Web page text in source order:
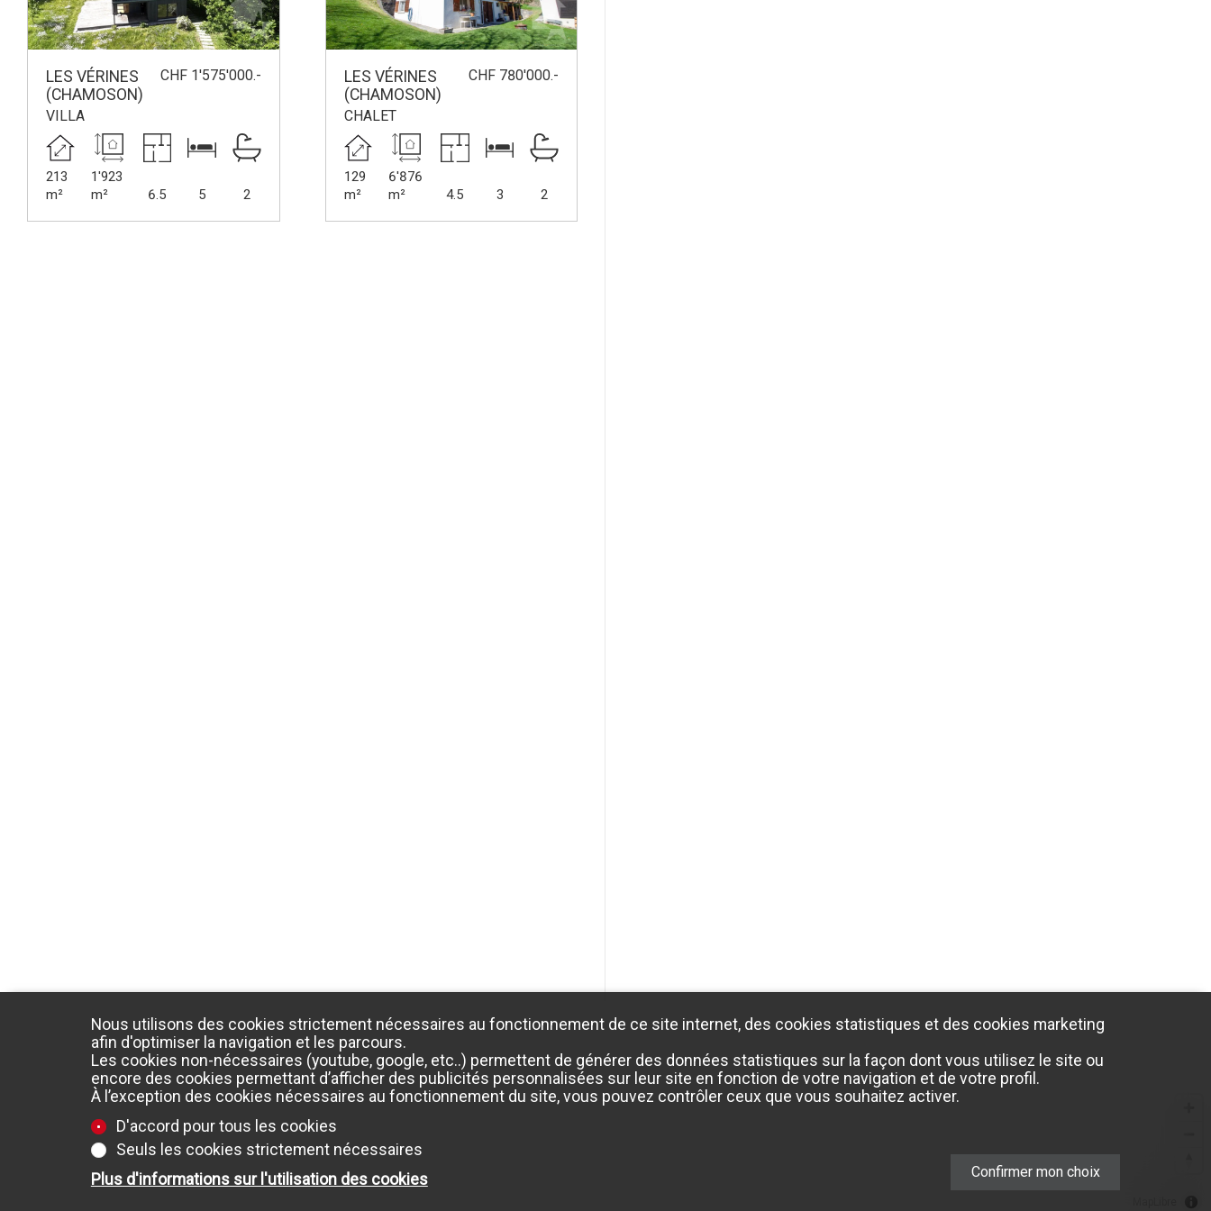
LES VÉRINES
(CHAMOSON)
CHF 1'575'000.-
VILLA
213
m²
1'923
m²
6.5 5 2
LES VÉRINES
(CHAMOSON)
CHF 780'000.-
CHALET
129
m²
6'876
m²
4.5 3 2
Nous utilisons des cookies strictement nécessaires au fonctionnement de ce site internet, des cookies statistiques et des cookies marketing
afin d'optimiser la navigation et les parcours.
Les cookies non-nécessaires (youtube, google, etc..) permettent de générer des données statistiques sur la façon dont vous utilisez le site ou
encore des cookies permettant d’afficher des publicités personnalisées sur leur site en fonction de votre navigation et de votre profil.
À l’exception des cookies nécessaires au fonctionnement du site, vous pouvez contrôler ceux que vous souhaitez activer.
D'accord pour tous les cookies
Seuls les cookies strictement nécessaires
Plus d'informations sur l'utilisation des cookies
Confirmer mon choix